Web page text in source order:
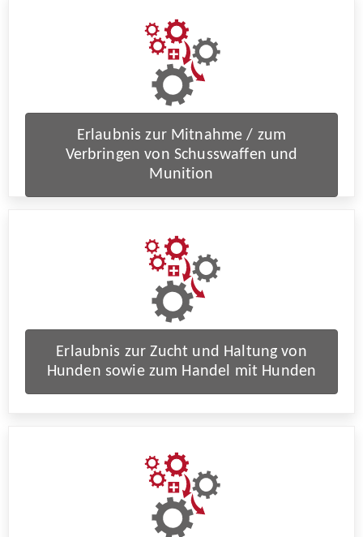
Erlaubnis zur Mitnahme / zum
Verbringen von Schusswaffen und
Munition
Erlaubnis zur Zucht und Haltung von
Hunden sowie zum Handel mit Hunden